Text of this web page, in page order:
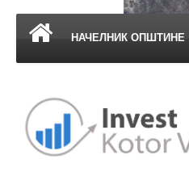
НАЧЕЛНИК ОПШТИНЕ